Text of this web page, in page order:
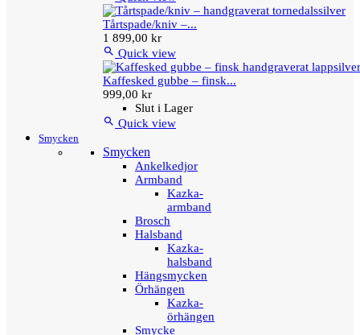
Tårtspade/kniv –...
1 899,00 kr
 Quick view
Kaffesked gubbe – finsk...
999,00 kr
Slut i Lager
 Quick view
Smycken
Smycken
Ankelkedjor
Armband
Kazka-
armband
Brosch
Halsband
Kazka-
halsband
Hängsmycken
Örhängen
Kazka-
örhängen
Smycke